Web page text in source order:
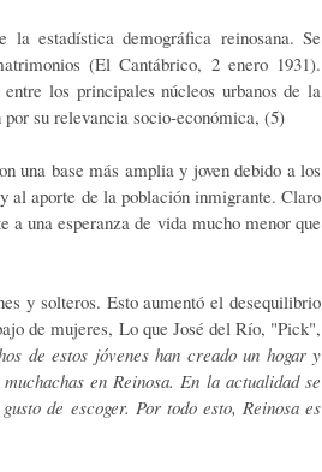
estadística demográfica reinosana. Se
(El Cantábrico, 2 enero 1931).
los principales núcleos urbanos de la
su relevancia socio-económica, (5)
una base más amplia y joven debido a los
al aporte de la población inmigrante. Claro
a una esperanza de vida mucho menor que
y solteros. Esto aumentó el desequilibrio
de mujeres, Lo que José del Río, "Pick",
de estos jóvenes han creado un hogar y
en Reinosa. En la actualidad se
de escoger. Por todo esto, Reinosa es